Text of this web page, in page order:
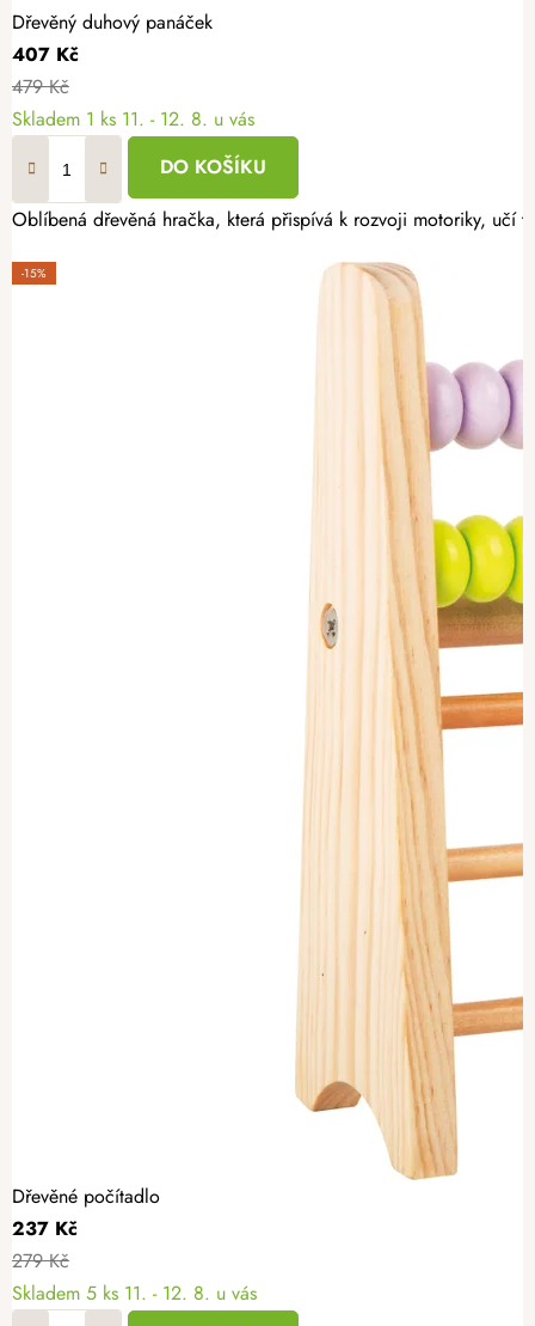
Dřevěný duhový panáček
407 Kč
479 Kč
Skladem 1 ks 11. - 12. 8. u vás
DO KOŠÍKU
Oblíbená dřevěná hračka, která přispívá k rozvoji motoriky, učí
-15%
Dřevěné počítadlo
237 Kč
279 Kč
Skladem 5 ks 11. - 12. 8. u vás